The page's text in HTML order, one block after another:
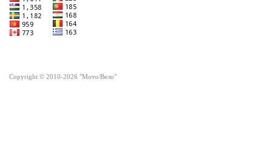
Copyright © 2010-2026 "Мото/Вело"